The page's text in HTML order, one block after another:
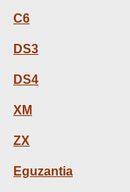
C6
DS3
DS4
XM
ZX
Eguzantia